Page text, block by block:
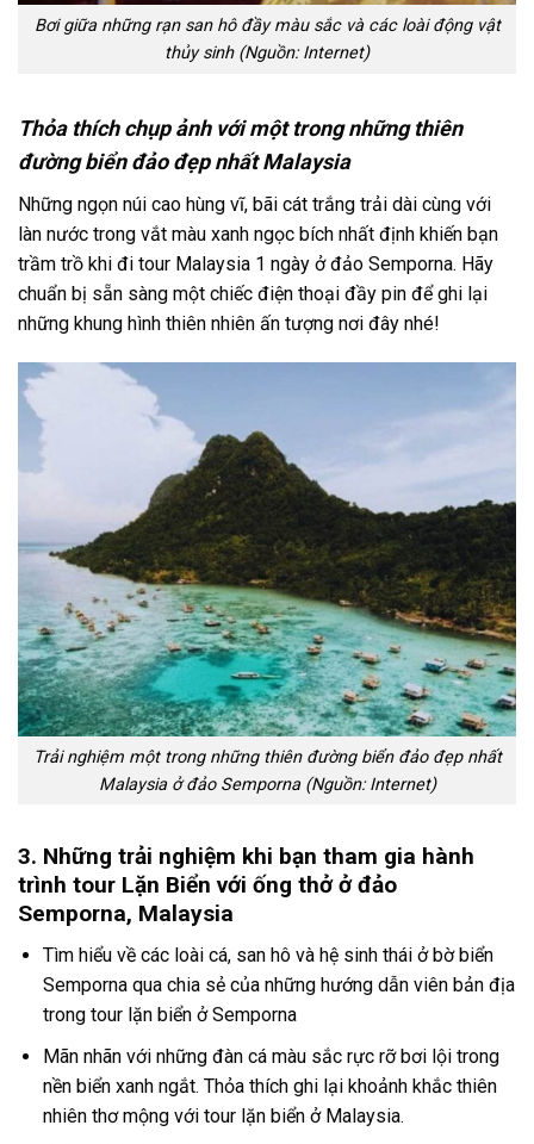
Bơi giữa những rạn san hô đầy màu sắc và các loài động vật
thủy sinh (Nguồn: Internet)
Thỏa thích chụp ảnh với một trong những thiên
đường biển đảo đẹp nhất Malaysia
Những ngọn núi cao hùng vĩ, bãi cát trắng trải dài cùng với
làn nước trong vắt màu xanh ngọc bích nhất định khiến bạn
trầm trồ khi đi tour Malaysia 1 ngày ởđảo Semporna. Hãy
chuẩn bị sẵn sàng một chiếc điện thoại đầy pin để ghi lại
những khung hình thiên nhiên ấn tượng nơi đây nhé!
Trải nghiệm một trong những thiên đường biển đảo đẹp nhất
Malaysia ở đảo Semporna (Nguồn: Internet)
3. Những trải nghiệm khi bạn tham gia hành
trình tour Lặn Biển với ống thở ở đảo
Semporna, Malaysia
Tìm hiểu về các loài cá, san hô và hệ sinh thái ở bờ biển
Semporna qua chia sẻ của những hướng dẫn viên bản địa
trong tour lặn biển ở Semporna
Mãn nhãn với những đàn cá màu sắc rực rỡ bơi lội trong
nền biển xanh ngắt. Thỏa thích ghi lại khoảnh khắc thiên
nhiên thơ mộng với tour lặn biển ở Malaysia.